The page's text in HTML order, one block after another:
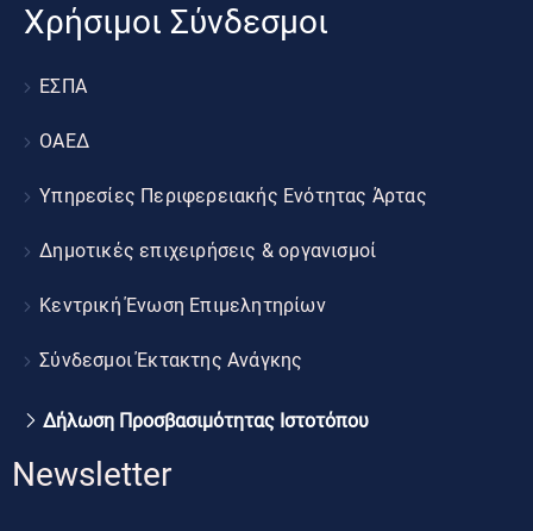
Χρήσιμοι Σύνδεσμοι
ΕΣΠΑ
ΟΑΕΔ
Υπηρεσίες Περιφερειακής Ενότητας Άρτας
Δημοτικές επιχειρήσεις & οργανισμοί
Κεντρική Ένωση Επιμελητηρίων
Σύνδεσμοι Έκτακτης Ανάγκης
Δήλωση Προσβασιμότητας Ιστοτόπου
Newsletter